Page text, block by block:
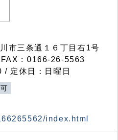
市三条通１６丁目右1号
：0166-26-5563
定休日：日曜日
index.html